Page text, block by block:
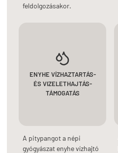
feldolgozásakor.
ENYHE VÍZHAZTARTÁS-
ÉS VIZELETHAJTÁS-
TÁMOGATÁS
A pitypangot a népi
gyógyászat enyhe vízhajtó